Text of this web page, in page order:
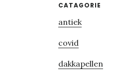
Primary
Sidebar
CATAGORIE
antiek
covid
dakkapellen